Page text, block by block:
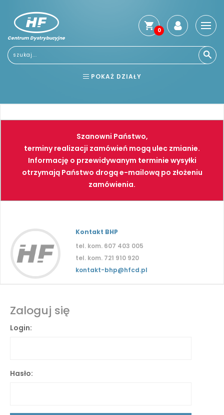
Centrum Dystrybucyjne
0
POKAŻ DZIAŁY
NARZĘDZIA SPAWALNICTWO
FARBY PNEUMATYKA
Szanowni Państwo,
terminy realizacji zamówień mogą ulec zmianie.
Informację o przewidywanym terminie wysyłki
otrzymają Państwo drogą e-mailową po złożeniu
zamówienia.
Kontakt BHP
tel. kom. 607 403 005
tel. kom. 721 910 920
kontakt-bhp@hfcd.pl
Zaloguj się
Login:
Hasło: